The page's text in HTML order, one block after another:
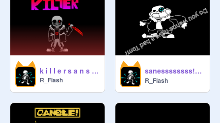
k i l l e r s a n s V2
R_Flash
sanessssssss! 停止ボタン remix
R_Flash